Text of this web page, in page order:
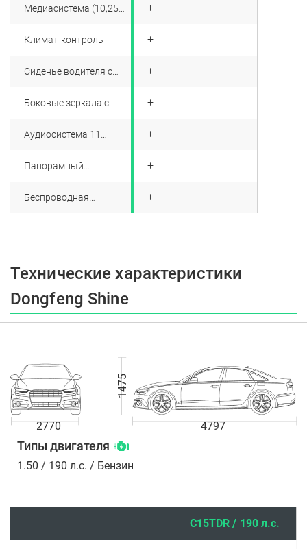
Медиасистема (10,25
Климат-контроль
Сиденье водителя с
вентиляцией и
Боковые зеркала с
(включая
Аудиосистема 11
Панорамный
Беспроводная
+
+
+
+
+
+
+
Технические характеристики
Dongfeng Shine
2770
1475
4797
Типы двигателя
1.50 / 190 л.с. / Бензин
C15TDR / 190 л.с.